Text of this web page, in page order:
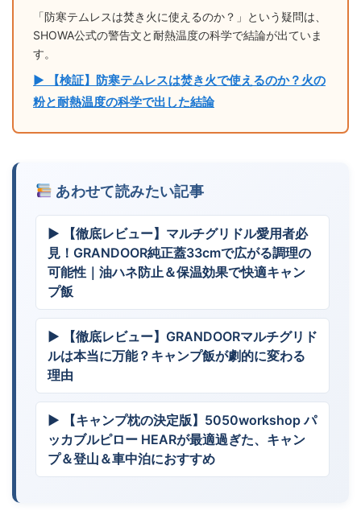
「防寒テムレスは焚き火に使えるのか？」という疑問は、
SHOWA公式の警告文と耐熱温度の科学で結論が出ていま
す。
▶ 【検証】防寒テムレスは焚き火で使えるのか？火の
粉と耐熱温度の科学で出した結論
あわせて読みたい記事
▶ 【徹底レビュー】マルチグリドル愛用者必
見！GRANDOOR純正蓋33cmで広がる調理の
可能性｜油ハネ防止＆保温効果で快適キャン
プ飯
▶ 【徹底レビュー】GRANDOORマルチグリド
ルは本当に万能？キャンプ飯が劇的に変わる
理由
▶ 【キャンプ枕の決定版】5050workshop パ
ッカブルピロー HEARが最適過ぎた、キャン
プ＆登山＆車中泊におすすめ